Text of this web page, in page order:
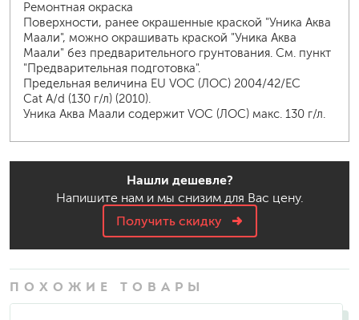
Ремонтная окраска
Поверхности, ранее окрашенные краской "Уника Аква
Маали", можно окрашивать краской "Уника Аква
Маали" без предварительного грунтования. См. пункт
"Предварительная подготовка".
Предельная величина EU VOC (ЛОС) 2004/42/EC
Cat A/d (130 г/л) (2010).
Уника Аква Маали содержит VOC (ЛОС) макс. 130 г/л.
Нашли дешевле?
Напишите нам и мы снизим для Вас цену.
Получить скидку
ПОХОЖИЕ ТОВАРЫ